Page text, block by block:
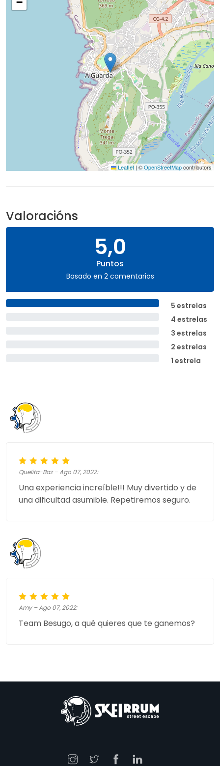
Leaflet | ©OpenStreetMapcontributors
Valoracións
5,0
Puntos
Basado en 2 comentarios
5 estrelas
4 estrelas
3 estrelas
2 estrelas
1 estrela
Quelita-Baz – Ago 07, 2022:
Una experiencia increíble!!! Muy divertido y de
una dificultad asumible. Repetiremos seguro.
Amy – Ago 07, 2022:
Team Besugo, a qué quieres que te ganemos?